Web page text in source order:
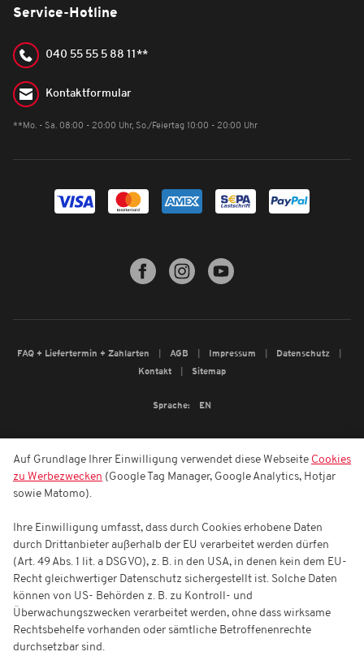
Service-Hotline
040 55 55 5 88 11**
Kontaktformular
**Mo. - Sa. 08:00 - 20:00 Uhr, So./Feiertag 10:00 - 20:00 Uhr
FAQ + Liefertermin + Zahlarten AGB Impressum
Datenschutz
Kontakt
Sitemap
Sprache: EN
Auf Grundlage Ihrer Einwilligung verwendet diese Webseite Cookies
zu Werbezwecken (Google Tag Manager, Google Analytics, Hotjar
sowie Matomo).
Ihre Einwilligung umfasst, dass durch Cookies erhobene Daten
durch Drittanbieter außerhalb der EU verarbeitet werden dürfen
(Art. 49 Abs. 1 lit. a DSGVO), z. B. in den USA, in denen kein dem EU-
Recht gleichwertiger Datenschutz sichergestellt ist. Solche Daten
können von US- Behörden z. B. zu Kontroll- und
Überwachungszwecken verarbeitet werden, ohne dass wirksame
Rechtsbehelfe vorhanden oder sämtliche Betroffenenrechte
durchsetzbar sind.